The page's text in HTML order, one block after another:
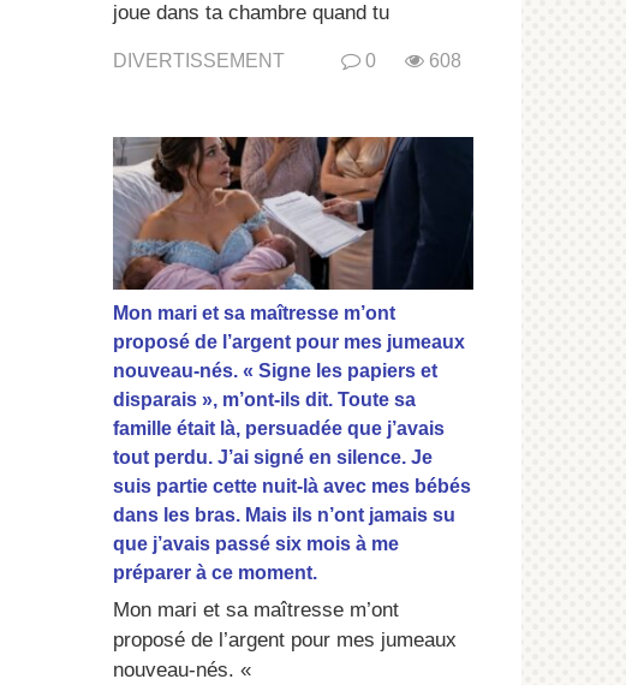
joue dans ta chambre quand tu
DIVERTISSEMENT 0 608
Mon mari et sa maîtresse m’ont
proposé de l’argent pour mes jumeaux
nouveau-nés. « Signe les papiers et
disparais », m’ont-ils dit. Toute sa
famille était là, persuadée que j’avais
tout perdu. J’ai signé en silence. Je
suis partie cette nuit-là avec mes bébés
dans les bras. Mais ils n’ont jamais su
que j’avais passé six mois à me
préparer à ce moment.
Mon mari et sa maîtresse m’ont
proposé de l’argent pour mes jumeaux
nouveau-nés. «